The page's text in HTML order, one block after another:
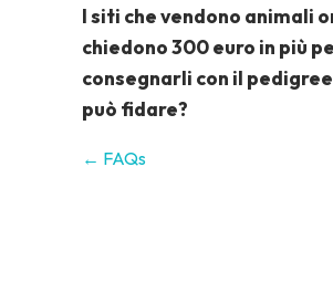
I siti che vendono animali
chiedono 300 euro in più
consegnarli con il
può fidare?
← FAQs